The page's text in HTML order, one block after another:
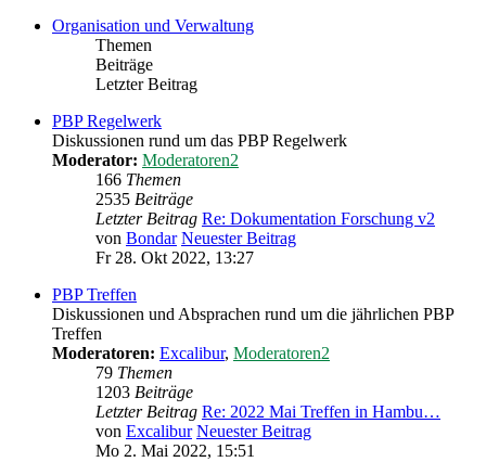
Organisation und Verwaltung
Themen
Beiträge
Letzter Beitrag
PBP Regelwerk
Diskussionen rund um das PBP Regelwerk
Moderator: Moderatoren2
166 Themen
2535 Beiträge
Letzter Beitrag Re: Dokumentation Forschung v2
von Bondar Neuester Beitrag
Fr 28. Okt 2022, 13:27
PBP Treffen
Diskussionen und Absprachen rund um die jährlichen PBP
Treffen
Moderatoren: Excalibur, Moderatoren2
79 Themen
1203 Beiträge
Letzter Beitrag Re: 2022 Mai Treffen in Hambu…
von Excalibur Neuester Beitrag
Mo 2. Mai 2022, 15:51